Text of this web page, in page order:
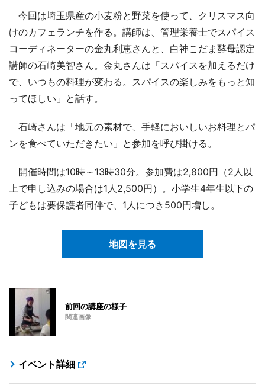
今回は埼玉県産の小麦粉と野菜を使って、クリスマス向
けのカフェランチを作る。講師は、管理栄養士でスパイス
コーディネーターの金丸利恵さんと、白神こだま酵母認定
講師の石崎美智さん。金丸さんは「スパイスを加えるだけ
で、いつもの料理が変わる。スパイスの楽しみをもっと知
ってほしい」と話す。
石崎さんは「地元の素材で、手軽においしいお料理とパ
ンを食べていただきたい」と参加を呼び掛ける。
開催時間は10時～13時30分。参加費は2,800円（2人以
上で申し込みの場合は1人2,500円）。小学生4年生以下の
子どもは要保護者同伴で、1人につき500円増し。
地図を見る
前回の講座の様子
関連画像
イベント詳細